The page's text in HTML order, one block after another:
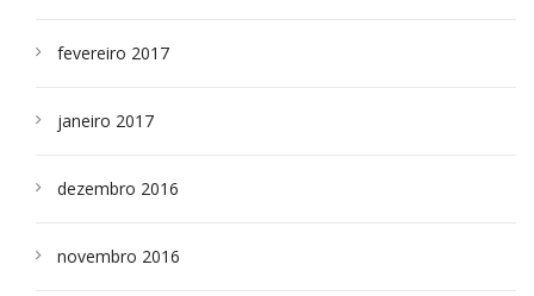
fevereiro 2017
janeiro 2017
dezembro 2016
novembro 2016